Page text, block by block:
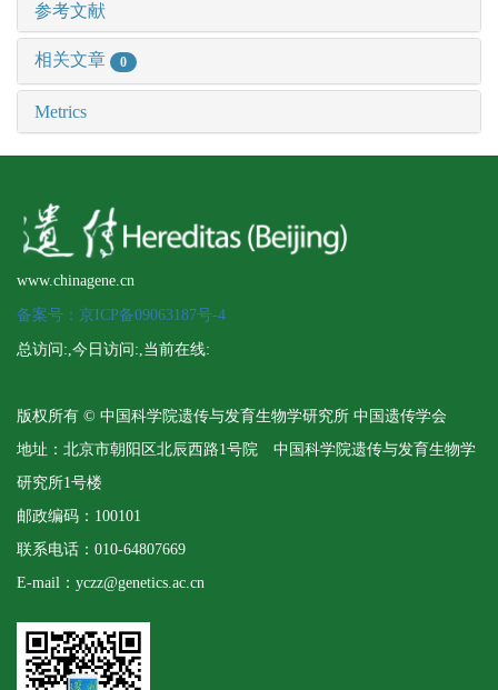
参考文献
相关文章 0
Metrics
www.chinagene.cn
备案号：京ICP备09063187号-4
总访问:,今日访问:,当前在线:
版权所有 © 中国科学院遗传与发育生物学研究所 中国遗传学会
地址：北京市朝阳区北辰西路1号院 中国科学院遗传与发育生物学
研究所1号楼
邮政编码：100101
联系电话：010-64807669
E-mail：yczz@genetics.ac.cn